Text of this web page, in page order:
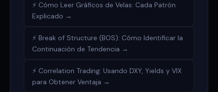
⚡ Cómo Leer Gráficos de Velas: Cada Patrón
Explicado →
⚡ Break of Structure (BOS): Cómo Identificar la
Continuación de Tendencia →
⚡ Correlation Trading: Usando DXY, Yields y VIX
para Obtener Ventaja →